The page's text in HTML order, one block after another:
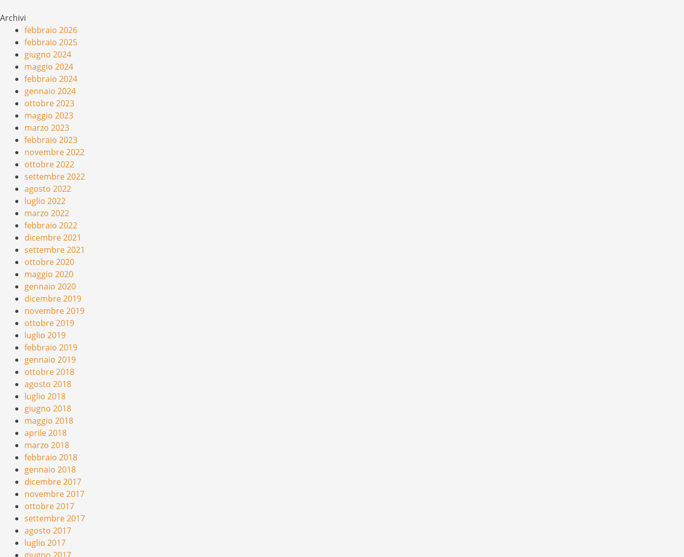
Archivi
febbraio 2026
febbraio 2025
giugno 2024
maggio 2024
febbraio 2024
gennaio 2024
ottobre 2023
maggio 2023
marzo 2023
febbraio 2023
novembre 2022
ottobre 2022
settembre 2022
agosto 2022
luglio 2022
marzo 2022
febbraio 2022
dicembre 2021
settembre 2021
ottobre 2020
maggio 2020
gennaio 2020
dicembre 2019
novembre 2019
ottobre 2019
luglio 2019
febbraio 2019
gennaio 2019
ottobre 2018
agosto 2018
luglio 2018
giugno 2018
maggio 2018
aprile 2018
marzo 2018
febbraio 2018
gennaio 2018
dicembre 2017
novembre 2017
ottobre 2017
settembre 2017
agosto 2017
luglio 2017